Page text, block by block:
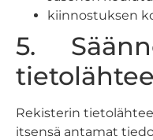
kiinnostuksen
5.
Rekisterin
itsensä antamat